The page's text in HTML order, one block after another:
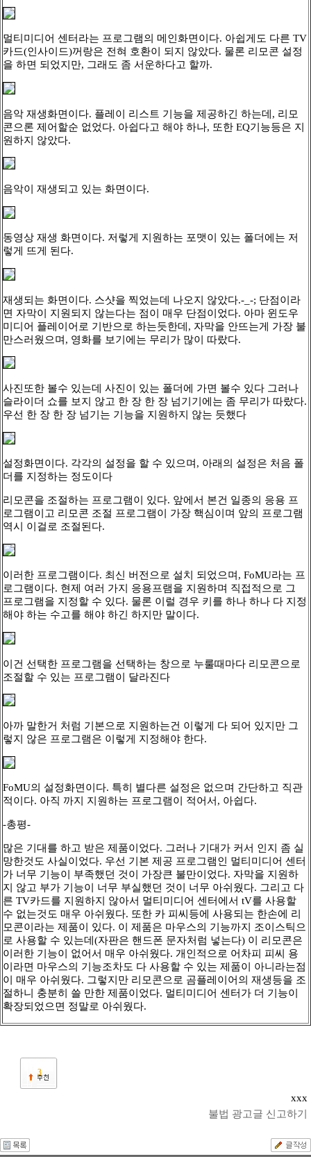
멀티미디어 센터라는 프로그램의 메인화면이다. 아쉽게도 다른 TV
카드(인사이드)꺼랑은 전혀 호환이 되지 않았다. 물론 리모콘 설정
을 하면 되었지만, 그래도 좀 서운하다고 할까.
음악 재생화면이다. 플레이 리스트 기능을 제공하긴 하는데, 리모
콘으론 제어할순 없었다. 아쉽다고 해야 하나, 또한 EQ기능등은 지
원하지 않았다.
음악이 재생되고 있는 화면이다.
동영상 재생 화면이다. 저렇게 지원하는 포맷이 있는 폴더에는 저
렇게 뜨게 된다.
재생되는 화면이다. 스샷을 찍었는데 나오지 않았다.-_-; 단점이라
면 자막이 지원되지 않는다는 점이 매우 단점이었다. 아마 윈도우
미디어 플레이어로 기반으로 하는듯한데, 자막을 안뜨는게 가장 불
만스러웠으며, 영화를 보기에는 무리가 많이 따랐다.
사진또한 볼수 있는데 사진이 있는 폴더에 가면 볼수 있다 그러나
슬라이더 쇼를 보지 않고 한 장 한 장 넘기기에는 좀 무리가 따랐다.
우선 한 장 한 장 넘기는 기능을 지원하지 않는 듯했다
설정화면이다. 각각의 설정을 할 수 있으며, 아래의 설정은 처음 폴
더를 지정하는 정도이다
리모콘을 조절하는 프로그램이 있다. 앞에서 본건 일종의 응용 프
로그램이고 리모콘 조절 프로그램이 가장 핵심이며 앞의 프로그램
역시 이걸로 조절된다.
이러한 프로그램이다. 최신 버전으로 설치 되었으며, FoMU라는 프
로그램이다. 현제 여러 가지 응용프램을 지원하며 직접적으로 그
프로그램을 지정할 수 있다. 물론 이럴 경우 키를 하나 하나 다 지정
해야 하는 수고를 해야 하긴 하지만 말이다.
이건 선택한 프로그램을 선택하는 창으로 누룰때마다 리모콘으로
조절할 수 있는 프로그램이 달라진다
아까 말한거 처럼 기본으로 지원하는건 이렇게 다 되어 있지만 그
렇지 않은 프로그램은 이렇게 지정해야 한다.
FoMU의 설정화면이다. 특히 별다른 설정은 없으며 간단하고 직관
적이다. 아직 까지 지원하는 프로그램이 적어서, 아쉽다.
-총평-
많은 기대를 하고 받은 제품이었다. 그러나 기대가 커서 인지 좀 실
망한것도 사실이었다. 우선 기본 제공 프로그램인 멀티미디어 센터
가 너무 기능이 부족했던 것이 가장큰 불만이었다. 자막을 지원하
지 않고 부가 기능이 너무 부실했던 것이 너무 아쉬웠다. 그리고 다
른 TV카드를 지원하지 않아서 멀티미디어 센터에서 tV를 사용할
수 없는것도 매우 아쉬웠다. 또한 카 피씨등에 사용되는 한손에 리
모콘이라는 제품이 있다. 이 제품은 마우스의 기능까지 조이스틱으
로 사용할 수 있는데(자판은 핸드폰 문자처럼 넣는다) 이 리모콘은
이러한 기능이 없어서 매우 아쉬웠다. 개인적으로 어차피 피씨 용
이라면 마우스의 기능조차도 다 사용할 수 있는 제품이 아니라는점
이 매우 아쉬웠다. 그렇지만 리모콘으로 곰플레이어의 재생등을 조
절하니 충분히 쓸 만한 제품이었다. 멀티미디어 센터가 더 기능이
확장되었으면 정말로 아쉬웠다.
3
xxx
불법 광고글 신고하기